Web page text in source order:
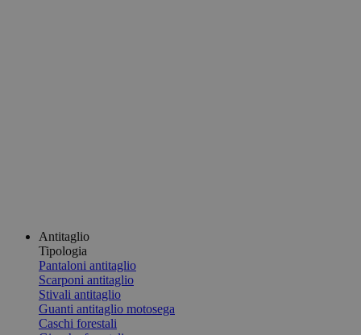
Antitaglio
Tipologia
Pantaloni antitaglio
Scarponi antitaglio
Stivali antitaglio
Guanti antitaglio motosega
Caschi forestali